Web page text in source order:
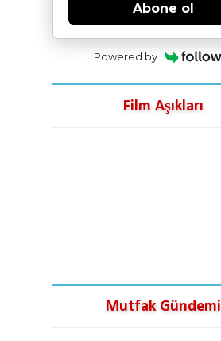
Abone ol
Powered by
Film Aşıkları
Mutfak Gündemi